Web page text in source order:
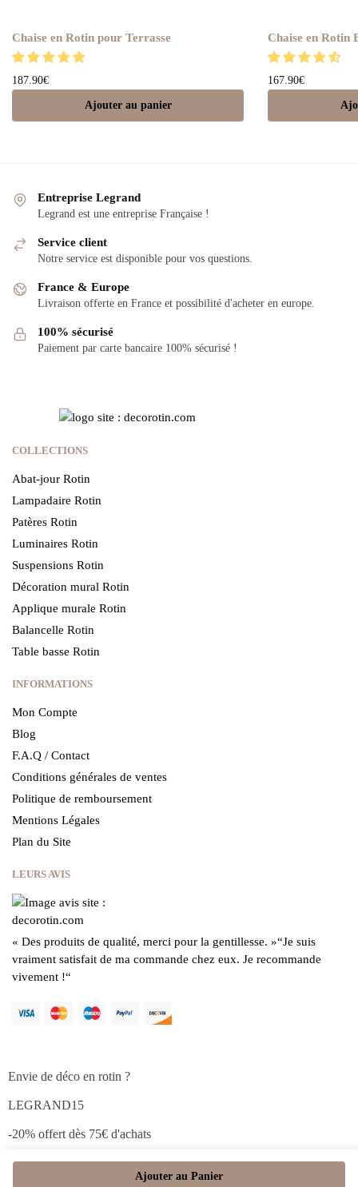
Ajouter au Panier
Chaise en Rotin pour Terrasse
187.90€
Ajouter au panier
Chaise en Rotin
167.90€
Entreprise Legrand
Legrand est une entreprise Française !
Service client
Notre service est disponible pour vos questions.
France & Europe
Livraison offerte en France et possibilité d'acheter en europe.
100% sécurisé
Paiement par carte bancaire 100% sécurisé !
COLLECTIONS
Abat-jour Rotin
Lampadaire Rotin
Patères Rotin
Luminaires Rotin
Suspensions Rotin
Décoration mural Rotin
Applique murale Rotin
Balancelle Rotin
Table basse Rotin
INFORMATIONS
Mon Compte
Blog
F.A.Q / Contact
Conditions générales de ventes
Politique de remboursement
Mentions Légales
Plan du Site
LEURS AVIS
« Des produits de qualité, merci pour la gentillesse. »“Je suis
vraiment satisfait de ma commande chez eux. Je recommande
vivement !“
Envie de déco en rotin ?
LEGRAND15
-20% offert dès 75€ d'achats